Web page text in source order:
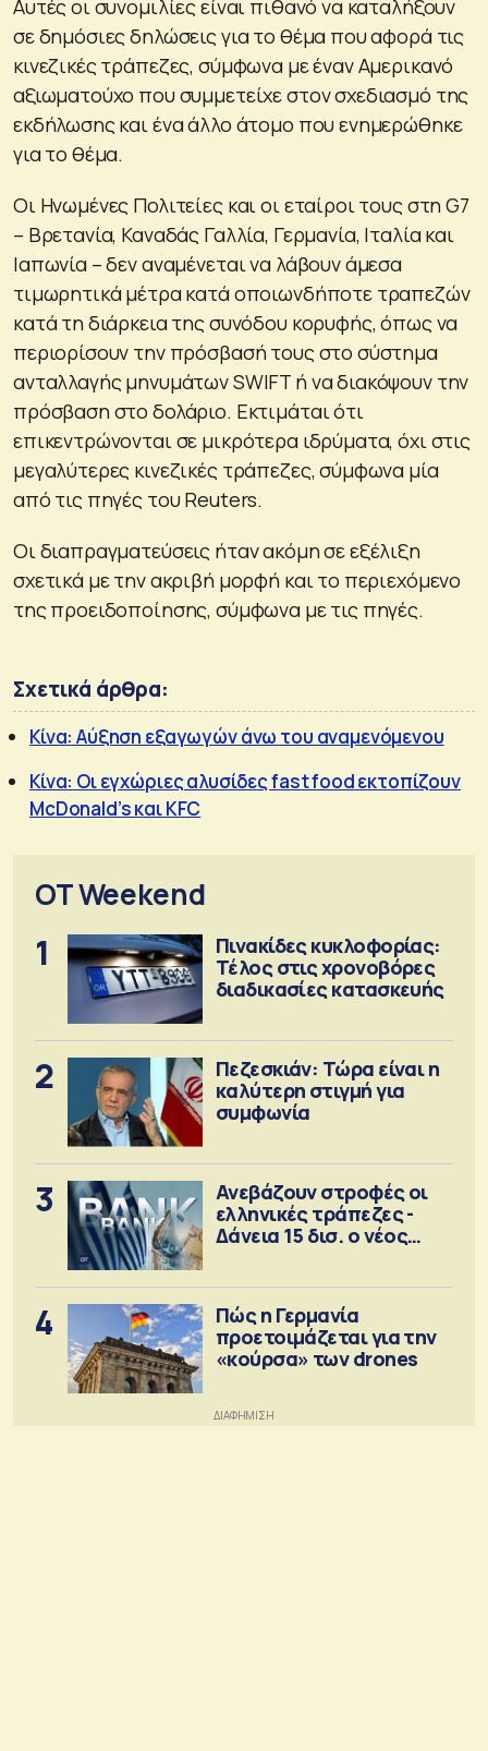
Αυτές οι συνομιλίες είναι πιθανό να καταλήξουν
σε δημόσιες δηλώσεις για το θέμα που αφορά τις
κινεζικές τράπεζες, σύμφωνα με έναν Αμερικανό
αξιωματούχο που συμμετείχε στον σχεδιασμό της
εκδήλωσης και ένα άλλο άτομο που ενημερώθηκε
για το θέμα.
Οι Ηνωμένες Πολιτείες και οι εταίροι τους στη G7
– Βρετανία, Καναδάς Γαλλία, Γερμανία, Ιταλία και
Ιαπωνία – δεν αναμένεται να λάβουν άμεσα
τιμωρητικά μέτρα κατά οποιωνδήποτε τραπεζών
κατά τη διάρκεια της συνόδου κορυφής, όπως να
περιορίσουν την πρόσβασή τους στο σύστημα
ανταλλαγής μηνυμάτων SWIFT ή να διακόψουν την
πρόσβαση στο δολάριο. Εκτιμάται ότι
επικεντρώνονται σε μικρότερα ιδρύματα, όχι στις
μεγαλύτερες κινεζικές τράπεζες, σύμφωνα μία
από τις πηγές του Reuters.
Οι διαπραγματεύσεις ήταν ακόμη σε εξέλιξη
σχετικά με την ακριβή μορφή και το περιεχόμενο
της προειδοποίησης, σύμφωνα με τις πηγές.
Σχετικά άρθρα:
Κίνα: Αύξηση εξαγωγών άνω του αναμενόμενου
Κίνα: Οι εγχώριες αλυσίδες fast food εκτοπίζουν
McDonald’s και KFC
OT Weekend
1
Πινακίδες κυκλοφορίας:
Τέλος στις χρονοβόρες
διαδικασίες κατασκευής
2
Πεζεσκιάν: Τώρα είναι η
καλύτερη στιγμή για
συμφωνία
3
Ανεβάζουν στροφές οι
ελληνικές τράπεζες -
Δάνεια 15 δισ. ο νέος
4
Πώς η Γερμανία
προετοιμάζεται για την
«κούρσα» των drones